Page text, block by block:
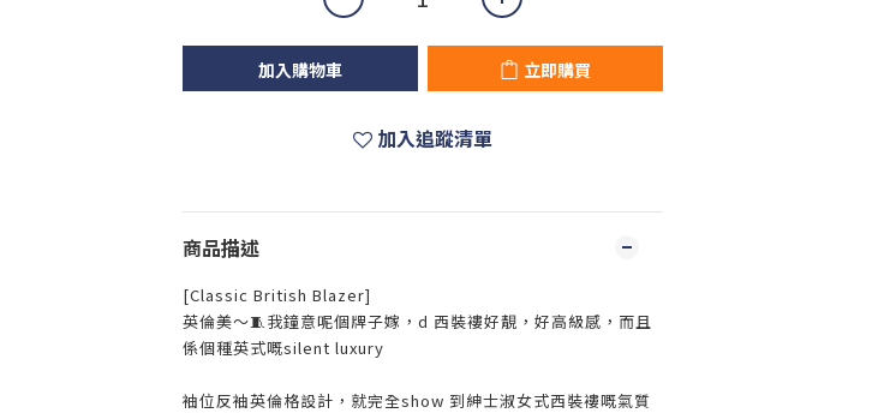
加入購物車 立即購買
加入追蹤清單
商品描述
[Classic British Blazer]
英倫美～🧵我鐘意呢個牌子嫁，d 西裝褸好靚，好高級感，而且
係個種英式嘅silent luxury
袖位反袖英倫格設計，就完全show 到紳士淑女式西裝褸嘅氣質